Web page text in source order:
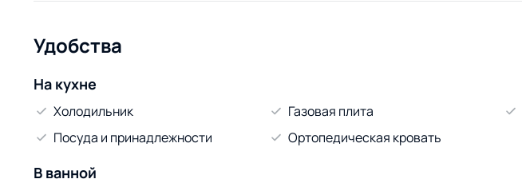
Удобства
На кухне
Холодильник Газовая плита
Посуда и принадлежности
Ортопедическая кровать
В ванной